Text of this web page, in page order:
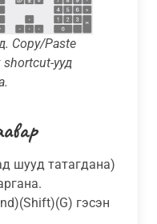
Copy/Paste
shortcut-ууд
шууд татагдана)
гэсэн